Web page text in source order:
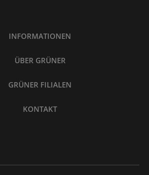
INFORMATIONEN
ÜBER GRÜNER
GRÜNER FILIALEN
KONTAKT